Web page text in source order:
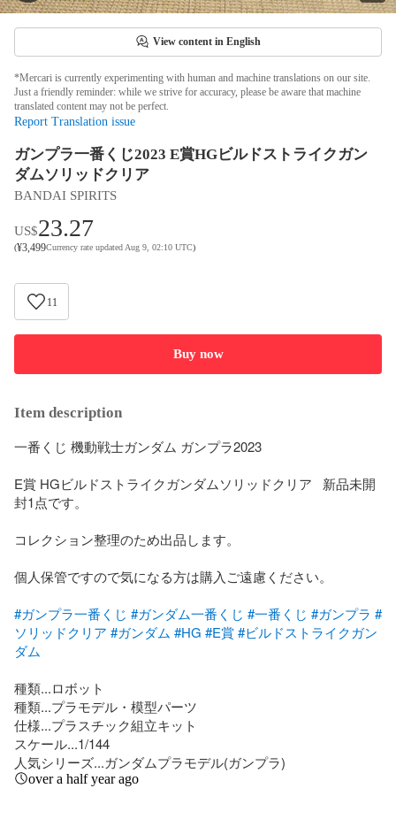
View content in English
*Mercari is currently experimenting with human and machine translations on our site.
Just a friendly reminder: while we strive for accuracy, please be aware that machine
translated content may not be perfect.
Report Translation issue
ガンプラ一番くじ2023 E賞HGビルドストライクガン
ダムソリッドクリア
BANDAI SPIRITS
US$23.27
(¥3,499Currency rate updated Aug 9, 02:10 UTC)
11
Buy now
Item description
一番くじ 機動戦士ガンダム ガンプラ2023
E賞 HGビルドストライクガンダムソリッドクリア   新品未開
封1点です。
コレクション整理のため出品します。
個人保管ですので気になる方は購入ご遠慮ください。
#ガンプラ一番くじ #ガンダム一番くじ #一番くじ #ガンプラ #
ソリッドクリア #ガンダム #HG #E賞#ビルドストライクガン
ダム
種類...ロボット
種類...プラモデル・模型パーツ
仕様...プラスチック組立キット
スケール...1/144
人気シリーズ...ガンダムプラモデル(ガンプラ)
over a half year ago